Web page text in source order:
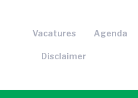
Vacatures Agenda
Disclaimer